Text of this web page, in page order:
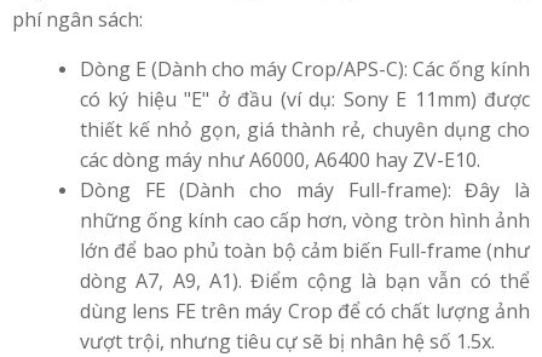
phí ngân sách:
Dòng E (Dành cho máy Crop/APS-C): Các ống kính
có ký hiệu "E" ở đầu (ví dụ: Sony E 11mm) được
thiết kế nhỏ gọn, giá thành rẻ, chuyên dụng cho
các dòng máy như A6000, A6400 hay ZV-E10.
Dòng FE (Dành cho máy Full-frame): Đây là
những ống kính cao cấp hơn, vòng tròn hình ảnh
lớn để bao phủ toàn bộ cảm biến Full-frame (như
dòng A7, A9, A1). Điểm cộng là bạn vẫn có thể
dùng lens FE trên máy Crop để có chất lượng ảnh
vượt trội, nhưng tiêu cự sẽ bị nhân hệ số 1.5x.